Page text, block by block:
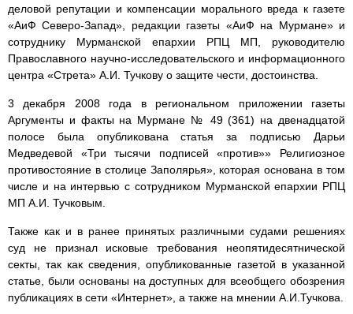
деловой репутации и компенсации морального вреда к газете
«АиФ Северо-Запад», редакции газеты «АиФ на Мурмане» и
сотруднику Мурманской епархии РПЦ МП, руководителю
Православного научно-исследовательского и информационного
центра «Стрета» А.И. Тучкову о защите чести, достоинства.
3 декабря 2008 года в региональном приложении газеты
Аргументы и факты на Мурмане № 49 (361) на двенадцатой
полосе была опубликована статья за подписью Дарьи
Медведевой «Три тысячи подписей «против»» Религиозное
противостояние в столице Заполярья», которая основана в том
числе и на интервью с сотрудником Мурманской епархии РПЦ
МП А.И. Тучковым.
Также как и в ранее принятых различными судами решениях
суд не признал исковые требования неопятидесятнической
секты, так как сведения, опубликованные газетой в указанной
статье, были основаны на доступных для всеобщего обозрения
публикациях в сети «Интернет», а также на мнении А.И.Тучкова.